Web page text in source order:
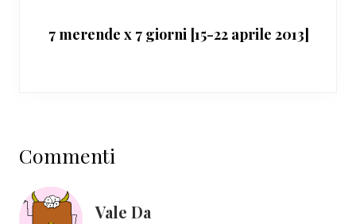
7 merende x 7 giorni [15-22 aprile 2013]
del
lettore
Commenti
Vale Da